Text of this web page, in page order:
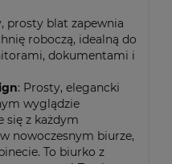
prosty blat zapewnia
roboczą, idealną do
dokumentami i
: Prosty, elegancki
wyglądzie
się z każdym
nowoczesnym biurze,
To biurko z